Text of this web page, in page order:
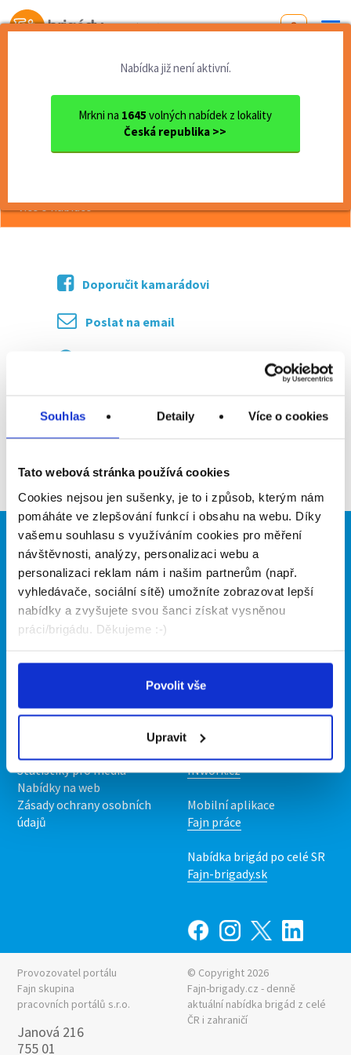
Souhlas Detaily Více o cookies
Tato webová stránka používá cookies
Cookies nejsou jen sušenky, je to i způsob, kterým nám
pomáháte ve zlepšování funkcí i obsahu na webu. Díky
vašemu souhlasu s využíváním cookies pro měření
návštěvnosti, analýzy, personalizaci webu a
personalizaci reklam nám i našim partnerům (např.
vyhledávače, sociální sítě) umožníte zobrazovat lepší
nabídky a zvyšujete svou šanci získat vysněnou
práci/brigádu. Děkujeme :-)
Povolit vše
Upravit
Od první brigády
Nabídka již není aktivní.
Mrkni na 1645 volných nabídek z lokality
Česká republika >>
Ústecký kraj okres Louny
Brigádník ve směnárně
Brigádník ve směnárně
více o nabídce >>
Doporučit kamarádovi
Poslat na email
Brigádníci
Články
Hledané brigády
Firmy
Vložit inzerát
Ceník
Propagace
O portálu
O nás
Statistiky pro média
Nabídky na web
Zásady ochrany osobních
údajů
Naše další projekty
Fajn brigády
INwork.cz
Mobilní aplikace
Fajn práce
Nabídka brigád po celé SR
Fajn-brigady.sk
Provozovatel portálu
Fajn skupina
pracovních portálů s.r.o.
Janová 216
755 01
© Copyright 2026
Fajn-brigady.cz - denně
aktuální nabídka brigád z celé
ČR i zahraničí